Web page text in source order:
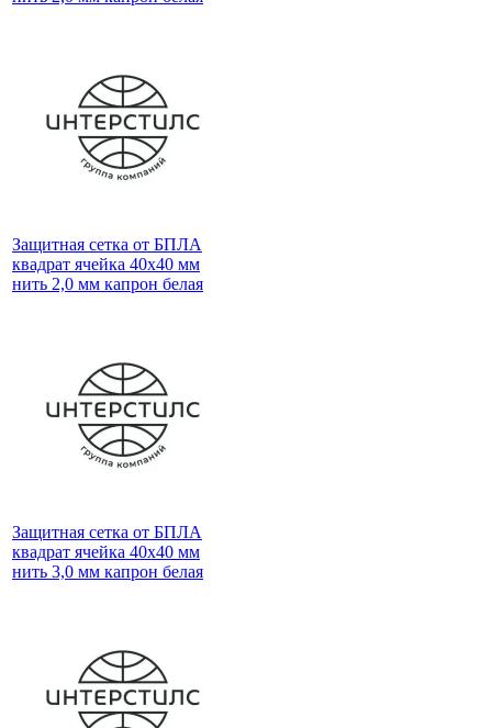
Защитная сетка от БПЛА
квадрат ячейка 40х40 мм
нить 2,0 мм капрон белая
Защитная сетка от БПЛА
квадрат ячейка 40х40 мм
нить 3,0 мм капрон белая